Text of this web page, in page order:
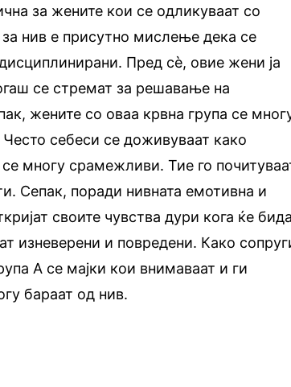
за жените кои се одликуваат со
нив е присутно мислење дека се
Пред сѐ, овие жени ја
се стремат за решавање на
жените со оваа крвна група се
себеси се доживуваат како
многу срамежливи. Тие го
Сепак, поради нивната емотивна и
своите чувства дури кога ќе
изневерени и повредени. Како
А се мајки кои внимаваат и ги
бараат од нив.